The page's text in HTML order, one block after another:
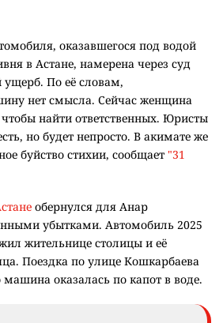
оказавшегося под водой
в Астане, намерена через суд
ущерб. По её словам,
нет смысла. Сейчас женщина
найти ответственных. Юристы
но будет непросто. В акимате же
буйство стихии, сообщает "31
обернулся для Анар
убытками. Автомобиль 2025
жительнице столицы и её
Поездка по улице Кошкарбаева
оказалась по капот в воде.